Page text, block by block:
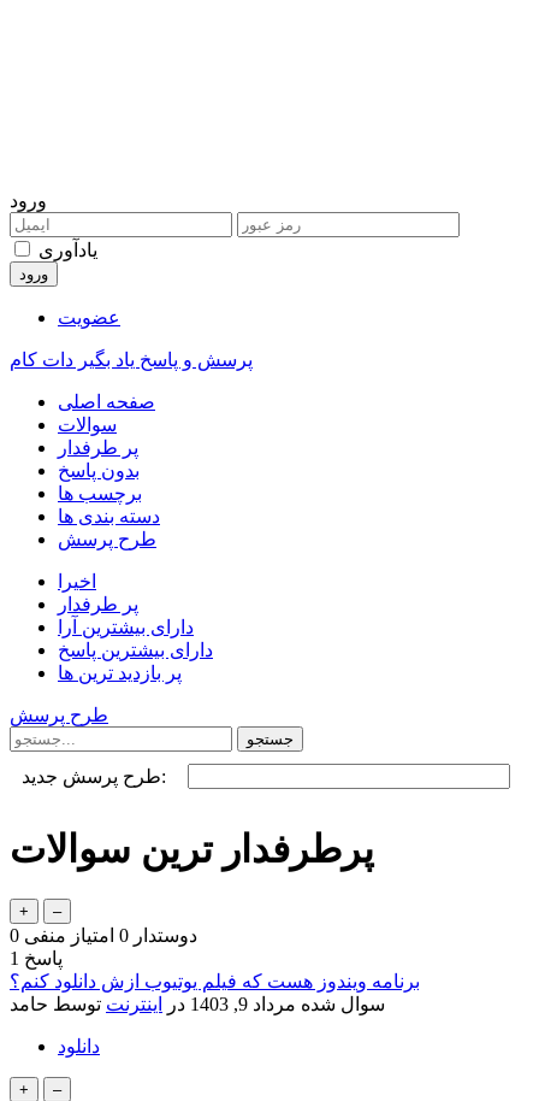
ورود
یادآوری
عضویت
پرسش و پاسخ یاد بگیر دات کام
صفحه اصلی
سوالات
پر طرفدار
بدون پاسخ
برچسب ها
دسته بندی ها
طرح پرسش
اخیرا
پر طرفدار
دارای بیشترین آرا
دارای بیشترین پاسخ
پر بازدید ترین ها
طرح پرسش
طرح پرسش جدید:
پرطرفدار ترین سوالات
0 دوستدار 0 امتیاز منفی
1 پاسخ
برنامه ویندوز هست که فیلم یوتیوب ازش دانلود کنم؟
سوال شده مرداد 9, 1403 در اینترنت توسط حامد
دانلود